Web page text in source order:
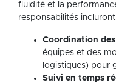
fluidité et la
responsabilités incluront
Coordination
équipes et des
logistiques) pour
Suivi en temps